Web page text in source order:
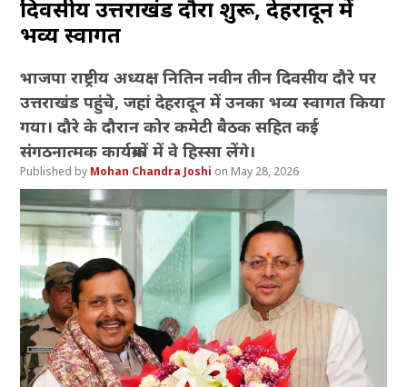
दिवसीय उत्तराखंड दौरा शुरू, देहरादून में
भव्य स्वागत
भाजपा राष्ट्रीय अध्यक्ष नितिन नवीन तीन दिवसीय दौरे पर
उत्तराखंड पहुंचे, जहां देहरादून में उनका भव्य स्वागत किया
गया। दौरे के दौरान कोर कमेटी बैठक सहित कई
संगठनात्मक कार्यक्रमों में वे हिस्सा लेंगे।
Mohan Chandra Joshi May 28, 2026